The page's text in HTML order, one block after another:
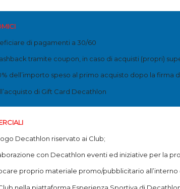
di pagamenti a 30/60
tramite coupon, in caso di acquisti (propri)
dell’importo speso al primo acquisto dopo la firma
di Gift Card Decathlon
Decathlon riservato ai Club;
con Decathlon eventi ed iniziative per la
proprio materiale promo/pubblicitario
nella piattaforma Esperienza Sportiva di